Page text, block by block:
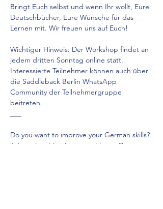
Bringt Euch selbst und wenn Ihr wollt, Eure
Deutschbücher, Eure Wünsche für das
Lernen mit. Wir freuen uns auf Euch!
Wichtiger Hinweis: Der Workshop findet an
jedem dritten Sonntag online statt.
Interessierte Teilnehmer können auch über
die Saddleback Berlin WhatsApp
Community der Teilnehmergruppe
beitreten.
Do you want to improve your German skills?
Join an inspiring journey with our German